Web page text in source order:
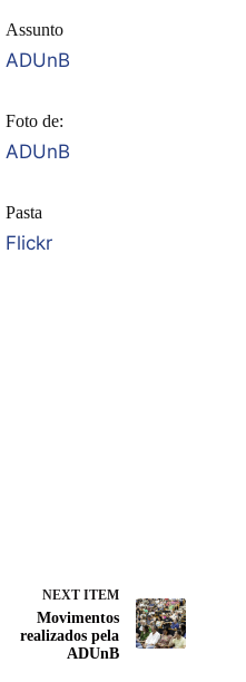
Assunto
ADUnB
Foto de:
ADUnB
Pasta
Flickr
NEXT ITEM
Movimentos
realizados pela
ADUnB